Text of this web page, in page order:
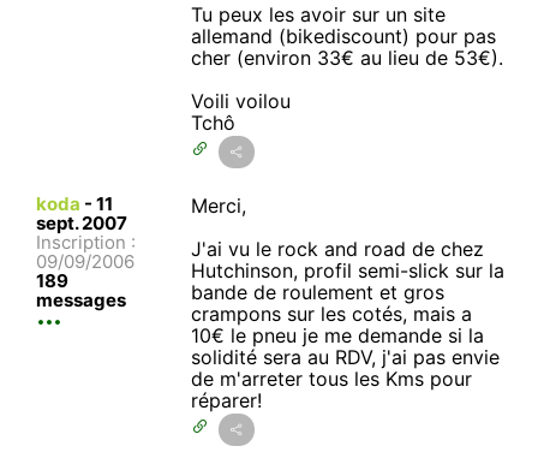
Tu peux les avoir sur un site
allemand (bikediscount) pour pas
cher (environ 33€ au lieu de 53€).
Voili voilou
Tchô
koda - 11
sept. 2007
Inscription :
09/09/2006
189
messages
Merci,
J'ai vu le rock and road de chez
Hutchinson, profil semi-slick sur la
bande de roulement et gros
crampons sur les cotés, mais a
10€ le pneu je me demande si la
solidité sera au RDV, j'ai pas envie
de m'arreter tous les Kms pour
réparer!